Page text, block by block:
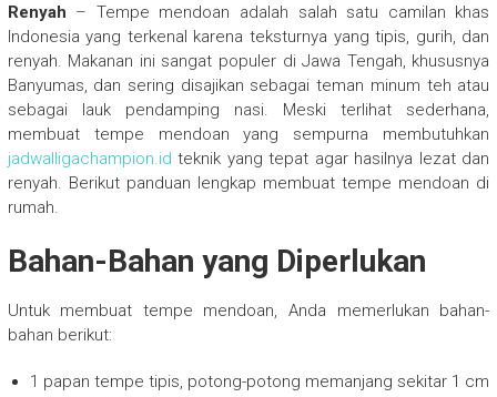
Renyah – Tempe mendoan adalah salah satu camilan khas
Indonesia yang terkenal karena teksturnya yang tipis, gurih, dan
renyah. Makanan ini sangat populer di Jawa Tengah, khususnya
Banyumas, dan sering disajikan sebagai teman minum teh atau
sebagai lauk pendamping nasi. Meski terlihat sederhana,
membuat tempe mendoan yang sempurna membutuhkan
jadwalligachampion.id teknik yang tepat agar hasilnya lezat dan
renyah. Berikut panduan lengkap membuat tempe mendoan di
rumah.
Bahan-Bahan yang Diperlukan
Untuk membuat tempe mendoan, Anda memerlukan bahan-
bahan berikut:
1 papan tempe tipis, potong-potong memanjang sekitar 1 cm